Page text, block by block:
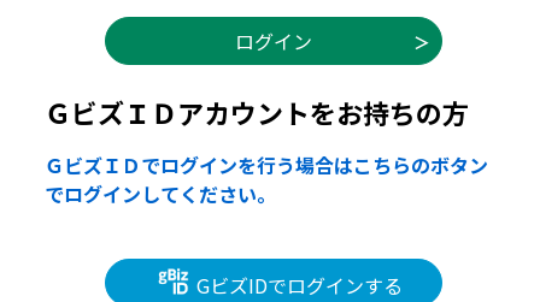
ＧビズＩＤアカウントをお持ちの方
ＧビズＩＤでログインを行う場合はこちらのボタン
でログインしてください。
GビズIDでログインする